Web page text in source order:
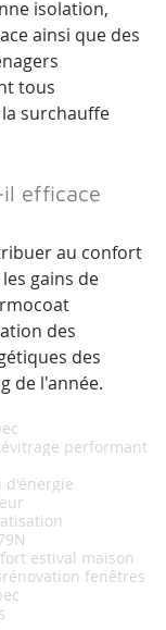
isolation,
ainsi que des
tous
surchauffe
efficace
au confort
gains de
des
des
de l'année.
vitrage performant
d'énergie
estival maison
rénovation fenêtres